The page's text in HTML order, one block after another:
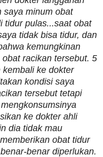
saya minum obat
tidur pulas...saat obat
tidak bisa tidur, dan
kemungkinan
racikan tersebut. 5
ke dokter
kondisi saya
tersebut tetapi
ke dokter ahli
dia tidak mau
obat tidur
benar diperlukan.